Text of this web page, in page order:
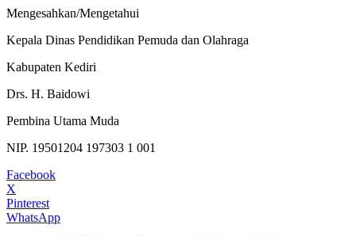
Mengesahkan/Mengetahui
Kepala Dinas Pendidikan Pemuda dan Olahraga
Kabupaten Kediri
Drs. H. Baidowi
Pembina Utama Muda
NIP. 19501204 197303 1 001
Facebook
X
Pinterest
WhatsApp